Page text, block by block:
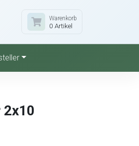
Warenkorb
0 Artikel